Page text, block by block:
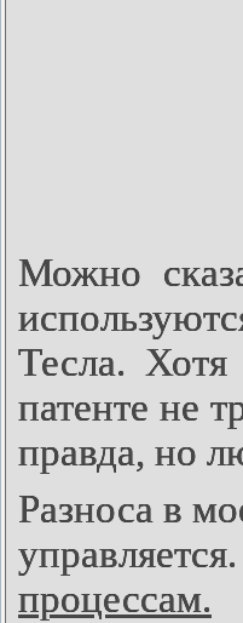
Можно
Тесла.
патенте не
правда, но
Разноса в
процессам.